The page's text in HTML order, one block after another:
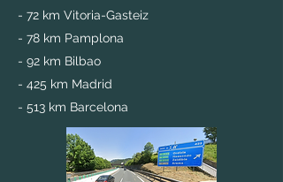
- 72 km Vitoria-Gasteiz
- 78 km Pamplona
- 92 km Bilbao
- 425 km Madrid
- 513 km Barcelona